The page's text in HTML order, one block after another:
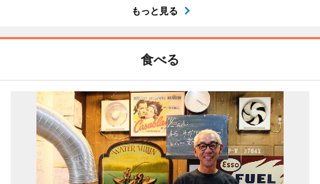
もっと見る
食べる